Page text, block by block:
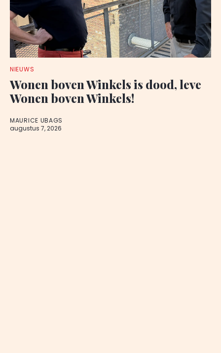
NIEUWS
Wonen boven Winkels is dood, leve
Wonen boven Winkels!
MAURICE UBAGS
augustus 7, 2026